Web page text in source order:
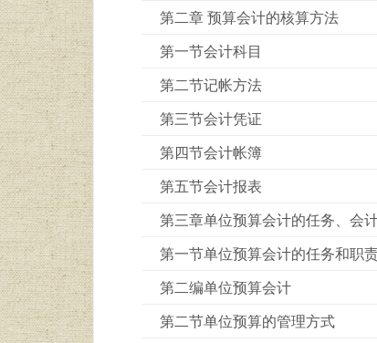
第二章 预算会计的核算方法
第一节会计科目
第二节记帐方法
第三节会计凭证
第四节会计帐簿
第五节会计报表
第三章单位预算会计的任务、会
第一节单位预算会计的任务和职
第二编单位预算会计
第二节单位预算的管理方式